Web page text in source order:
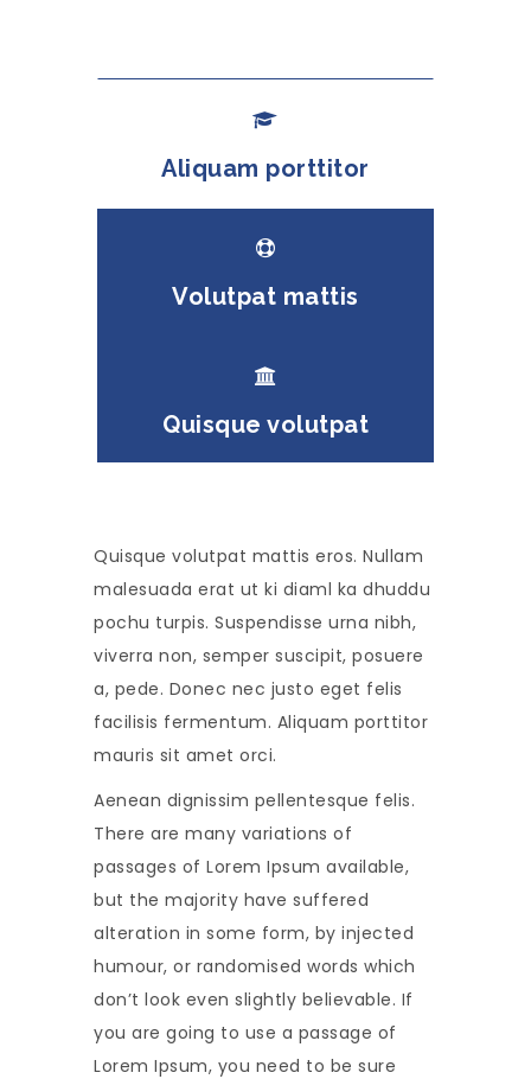
Aliquam porttitor
Volutpat mattis
Quisque volutpat
Quisque volutpat mattis eros. Nullam
malesuada erat ut ki diaml ka dhuddu
pochu turpis. Suspendisse urna nibh,
viverra non, semper suscipit, posuere
a, pede. Donec nec justo eget felis
facilisis fermentum. Aliquam porttitor
mauris sit amet orci.
Aenean dignissim pellentesque felis.
There are many variations of
passages of Lorem Ipsum available,
but the majority have suffered
alteration in some form, by injected
humour, or randomised words which
don’t look even slightly believable. If
you are going to use a passage of
Lorem Ipsum, you need to be sure